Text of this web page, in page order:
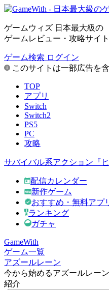
ゲームウィズ 日本最大級の
ゲームレビュー・攻略サイト
ゲーム検索 ログイン
このサイトは一部広告を
TOP
アプリ
Switch
Switch2
PS5
PC
攻略
サバイバル系アクション『
配信カレンダー
新作ゲーム
おすすめ・無料アプ
ランキング
ガチャ
GameWith
ゲーム一覧
アズールレーン
今から始めるアズールレー
紹介